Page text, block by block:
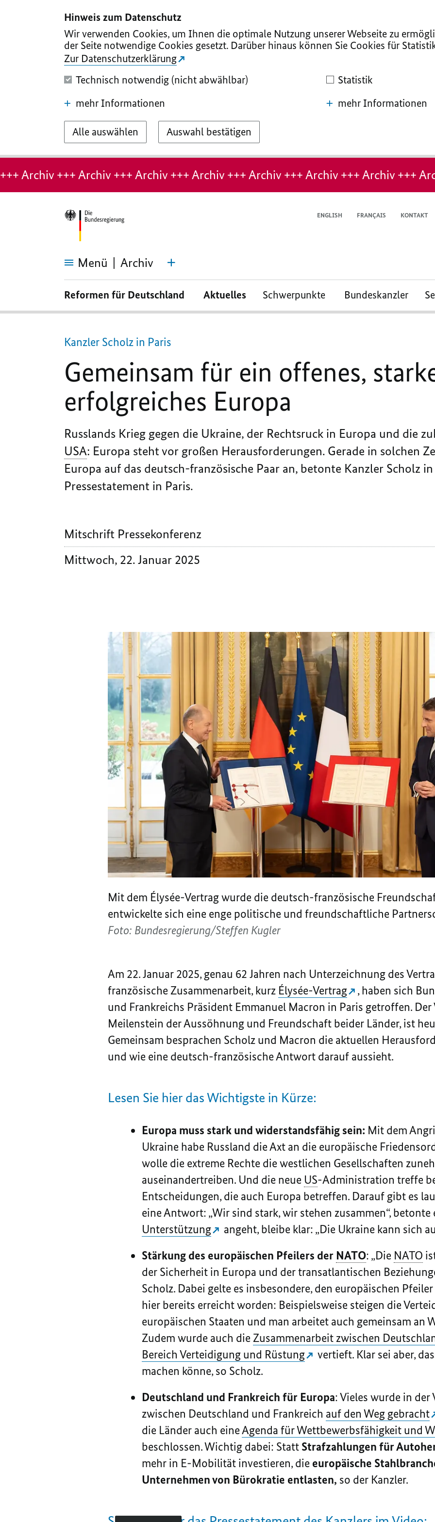
Hinweis zum Datenschutz
Wir verwenden Cookies, um Ihnen die optimale Nutzung unserer Webseite zu
der Seite notwendige Cookies gesetzt. Darüber hinaus können Sie Cookies für
Zur Datenschutzerklärung
Technisch notwendig (nicht abwählbar)
mehr Informationen
Statistik
mehr Informationen
Alle auswählen Auswahl bestätigen
Hinweis:
Seite
+++ Archiv +++ Archiv +++ Archiv +++ Archiv +++ Archiv +++ Archiv +++ Archiv +++
ENGLISH FRANÇAIS KONTAKT
Menü Archiv
Gemeinsam
offenes,
starkes
Reformen für Deutschland Aktuelles Schwerpunkte Bundeskanzler
Kanzler Scholz in Paris
Gemeinsam für ein offenes,
erfolgreiches Europa
Russlands Krieg gegen die Ukraine, der Rechtsruck in Europa und die
USA: Europa steht vor großen Herausforderungen. Gerade in solchen
Europa auf das deutsch-französische Paar an, betonte Kanzler Scholz
Pressestatement in Paris.
Mitschrift Pressekonferenz
Mittwoch, 22. Januar 2025
Mit dem Élysée-Vertrag wurde die deutsch-französische
entwickelte sich eine enge politische und freundschaftliche
Foto: Bundesregierung/Steffen Kugler
Am 22. Januar 2025, genau 62 Jahren nach Unterzeichnung des
französische Zusammenarbeit, kurz Élysée-Vertrag
, haben sich
und Frankreichs Präsident Emmanuel Macron in Paris getroffen. Der
Meilenstein der Aussöhnung und Freundschaft beider Länder, ist
Gemeinsam besprachen Scholz und Macron die aktuellen
und wie eine deutsch-französische Antwort darauf aussieht.
Lesen Sie hier das Wichtigste in Kürze:
Europa muss stark und widerstandsfähig sein: Mit dem
Ukraine habe Russland die Axt an die europäische
wolle die extreme Rechte die westlichen Gesellschaften
auseinandertreiben. Und die neue US-Administration treffe
Entscheidungen, die auch Europa betreffen. Darauf gibt es
eine Antwort: „Wir sind stark, wir stehen zusammen“, betonte
Unterstützung
angeht, bleibe klar: „Die Ukraine kann sich
Stärkung des europäischen Pfeilers der NATO: „Die NATO
der Sicherheit in Europa und der transatlantischen
Scholz. Dabei gelte es insbesondere, den europäischen Pfeiler
hier bereits erreicht worden: Beispielsweise steigen die
europäischen Staaten und man arbeitet auch gemeinsam an
Zudem wurde auch die Zusammenarbeit zwischen
Bereich Verteidigung und Rüstung
vertieft. Klar sei aber,
machen könne, so Scholz.
Deutschland und Frankreich für Europa: Vieles wurde in der
zwischen Deutschland und Frankreich auf den Weg gebracht
die Länder auch eineAgenda für Wettbewerbsfähigkeit und
beschlossen. Wichtig dabei: Statt Strafzahlungen für
mehr in E-Mobilität investieren, die europäische
Unternehmen von Bürokratie entlasten, so der Kanzler.